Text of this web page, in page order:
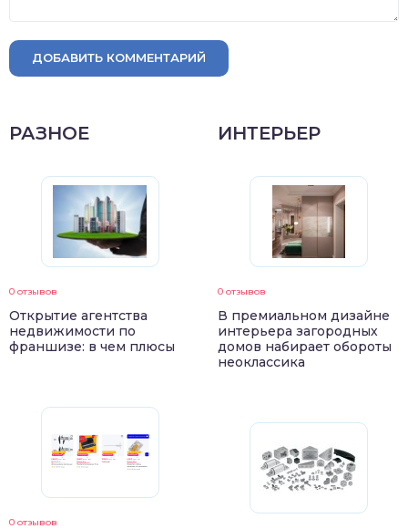
ДОБАВИТЬ КОММЕНТАРИЙ
РАЗНОЕ
0 отзывов
Открытие агентства
недвижимости по
франшизе: в чем плюсы
0 отзывов
ИНТЕРЬЕР
0 отзывов
В премиальном дизайне
интерьера загородных
домов набирает обороты
неоклассика